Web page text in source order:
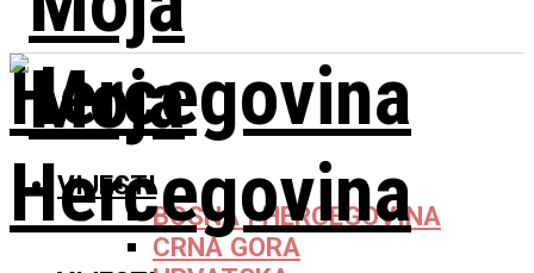
VIJESTI
BOSNA I HERCEGOVINA
CRNA GORA